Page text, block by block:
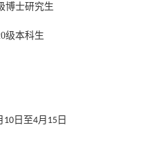
博士研究生
级本科生
10 日至4月 15 日